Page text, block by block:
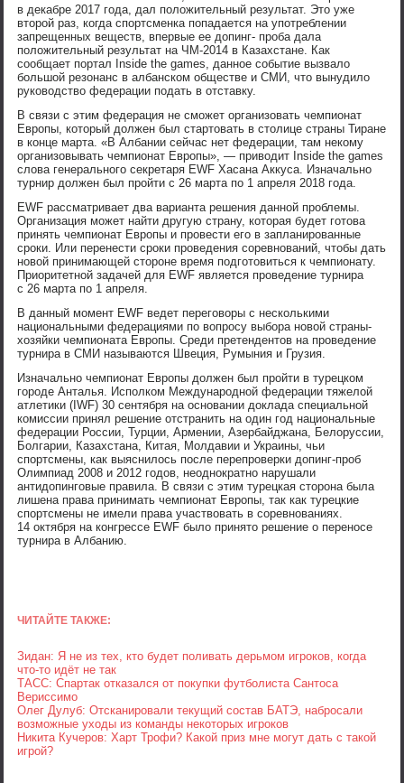
в декабре 2017 года, дал положительный результат. Это уже
второй раз, когда спортсменка попадается на употреблении
запрещенных веществ, впервые ее допинг- проба дала
положительный результат на ЧМ-2014 в Казахстане. Как
сообщает портал Inside the games, данное событие вызвало
большой резонанс в албанском обществе и СМИ, что вынудило
руководство федерации подать в отставку.
В связи с этим федерация не сможет организовать чемпионат
Европы, который должен был стартовать в столице страны Тиране
в конце марта. «В Албании сейчас нет федерации, там некому
организовывать чемпионат Европы», — приводит Inside the games
слова генерального секретаря EWF Хасана Аккуса. Изначально
турнир должен был пройти с 26 марта по 1 апреля 2018 года.
EWF рассматривает два варианта решения данной проблемы.
Организация может найти другую страну, которая будет готова
принять чемпионат Европы и провести его в запланированные
сроки. Или перенести сроки проведения соревнований, чтобы дать
новой принимающей стороне время подготовиться к чемпионату.
Приоритетной задачей для EWF является проведение турнира
с 26 марта по 1 апреля.
В данный момент EWF ведет переговоры с несколькими
национальными федерациями по вопросу выбора новой страны-
хозяйки чемпионата Европы. Среди претендентов на проведение
турнира в СМИ называются Швеция, Румыния и Грузия.
Изначально чемпионат Европы должен был пройти в турецком
городе Анталья. Исполком Международной федерации тяжелой
атлетики (IWF) 30 сентября на основании доклада специальной
комиссии принял решение отстранить на один год национальные
федерации России, Турции, Армении, Азербайджана, Белоруссии,
Болгарии, Казахстана, Китая, Молдавии и Украины, чьи
спортсмены, как выяснилось после перепроверки допинг-проб
Олимпиад 2008 и 2012 годов, неоднократно нарушали
антидопинговые правила. В связи с этим турецкая сторона была
лишена права принимать чемпионат Европы, так как турецкие
спортсмены не имели права участвовать в соревнованиях.
14 октября на конгрессе EWF было принято решение о переносе
турнира в Албанию.
ЧИТАЙТЕ ТАКЖЕ:
Зидан: Я не из тех, кто будет поливать дерьмом игроков, когда
что-то идёт не так
ТАСС: Спартак отказался от покупки футболиста Сантоса
Вериссимо
Олег Дулуб: Отсканировали текущий состав БАТЭ, набросали
возможные уходы из команды некоторых игроков
Никита Кучеров: Харт Трофи? Какой приз мне могут дать с такой
игрой?